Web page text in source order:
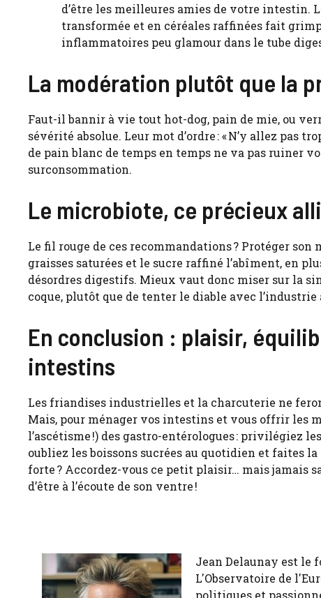
d’être les meilleures amies de votre intestin.
transformée et en céréales raffinées fait
inflammatoires peu glamour dans le tube
La modération plutôt que la
Faut-il bannir à vie tout hot-dog, pain de mie, ou
sévérité absolue. Leur mot d’ordre : « N’y allez pas
de pain blanc de temps en temps ne va pas ruiner
surconsommation.
Le microbiote, ce précieux
Le fil rouge de ces recommandations ? Protéger
graisses saturées et le sucre raffiné l’abîment, en
désordres digestifs. Mieux vaut donc miser sur la
coque, plutôt que de tenter le diable avec
En conclusion : plaisir,
intestins
Les friandises industrielles et la charcuterie ne
Mais, pour ménager vos intestins et vous offrir les
l’ascétisme !) des gastro-entérologues : privilégiez
oubliez les boissons sucrées au quotidien et faites
forte ? Accordez-vous ce petit plaisir… mais jamais
d’être à l’écoute de son ventre !
Jean Delaunay est le
L'Observatoire de
politiques et